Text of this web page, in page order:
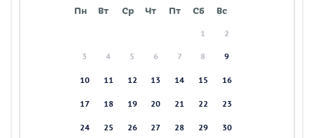
Пн Вт Ср Чт Пт Сб Вс
1 2
3 4 5 6 7 8 9
10 11 12 13 14 15 16
17 18 19 20 21 22 23
24 25 26 27 28 29 30